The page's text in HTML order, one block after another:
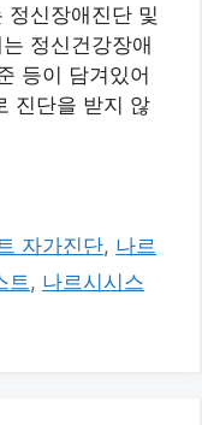
신장애진단 및
정신건강장애
등이 담겨있어
진단을 받지 않
자가진단, 나르
트 , 나르시시스